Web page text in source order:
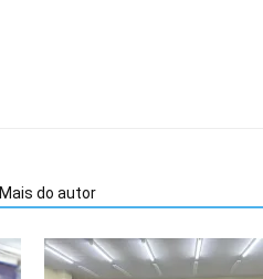
Mais do autor